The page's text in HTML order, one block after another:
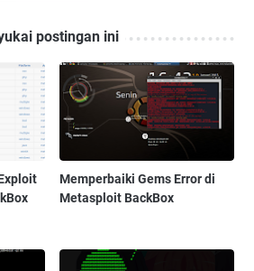
postingan ini
Memperbaiki Gems Error di
Metasploit BackBox